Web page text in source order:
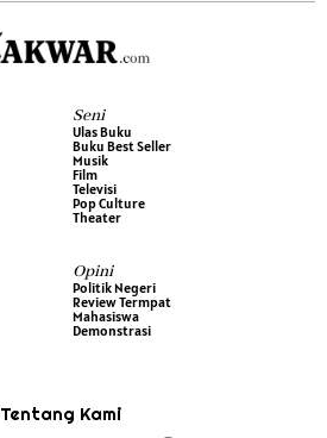
Seni
Ulas Buku
Buku Best Seller
Musik
Film
Televisi
Pop Culture
Theater
Opini
Politik Negeri
Review Termpat
Mahasiswa
Demonstrasi
Tentang Kami